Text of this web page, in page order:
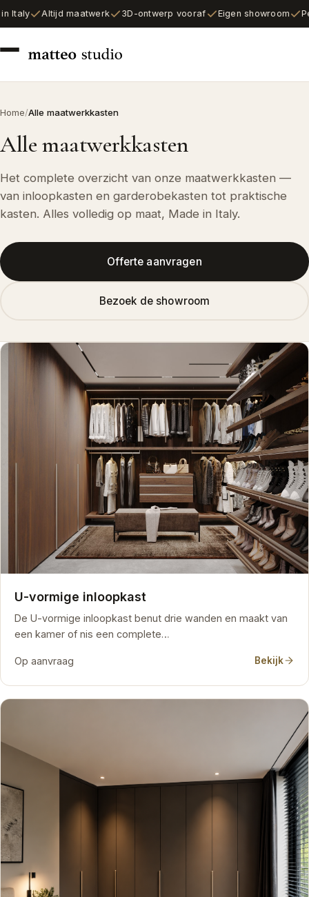
Italy Altijd maatwerk 3D-ontwerp vooraf Eigen showroom
Home/Alle maatwerkkasten
Alle maatwerkkasten
Het complete overzicht van onze maatwerkkasten —
van inloopkasten en garderobekasten tot praktische
kasten. Alles volledig op maat, Made in Italy.
Offerte aanvragen
Bezoek de showroom
U-vormige inloopkast
De U-vormige inloopkast benut drie wanden en maakt van
een kamer of nis een complete…
Op aanvraag Bekijk